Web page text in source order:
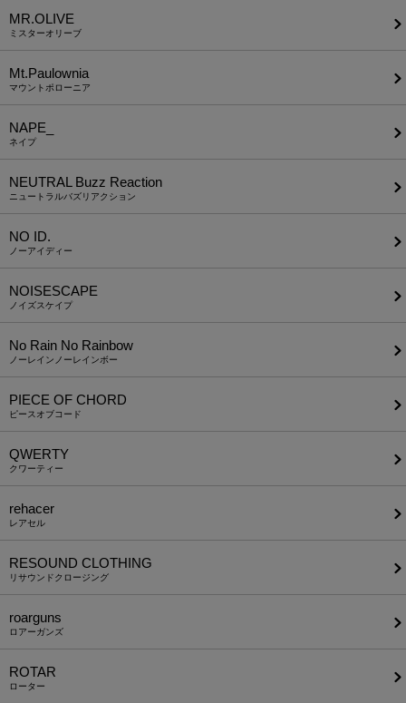
MR.OLIVE
ミスターオリーブ
Mt.Paulownia
マウントポローニア
NAPE_
ネイプ
NEUTRAL Buzz Reaction
ニュートラルバズリアクション
NO ID.
ノーアイディー
NOISESCAPE
ノイズスケイプ
No Rain No Rainbow
ノーレインノーレインボー
PIECE OF CHORD
ピースオブコード
QWERTY
クワーティー
rehacer
レアセル
RESOUND CLOTHING
リサウンドクロージング
roarguns
ロアーガンズ
ROTAR
ローター